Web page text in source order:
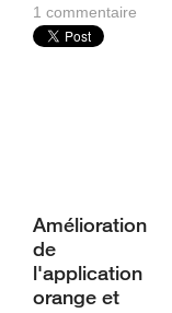
1 commentaire
Amélioration
de
l'application
orange et